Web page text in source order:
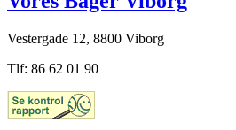
Vestergade 12, 8800 Viborg
Tlf: 86 62 01 90